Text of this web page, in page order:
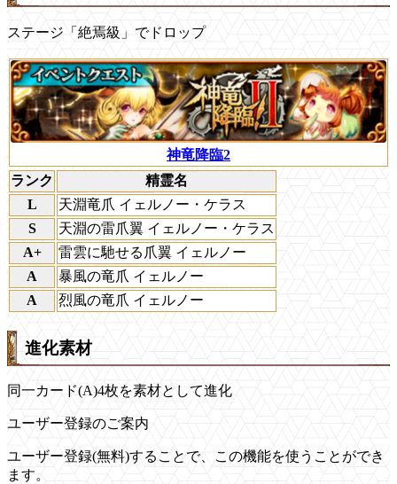
ステージ「絶焉級」でドロップ
神竜降臨2
ランク
精霊名
L
天淵竜爪 イェルノー・ケラス
S
天淵の雷爪翼 イェルノー・ケラス
A+
雷雲に馳せる爪翼 イェルノー
A
暴風の竜爪 イェルノー
A
烈風の竜爪 イェルノー
進化素材
同一カード(A)4枚を素材として進化
ユーザー登録のご案内
ユーザー登録(無料)することで、この機能を使うことができ
ます。